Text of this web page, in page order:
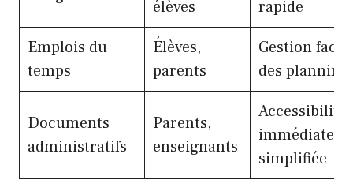
élèves
rapide
Emplois du
temps
Élèves,
parents
Gestion
des
Documents
administratifs
Parents,
enseignants
Accessibilité
immédiate et
simplifiée